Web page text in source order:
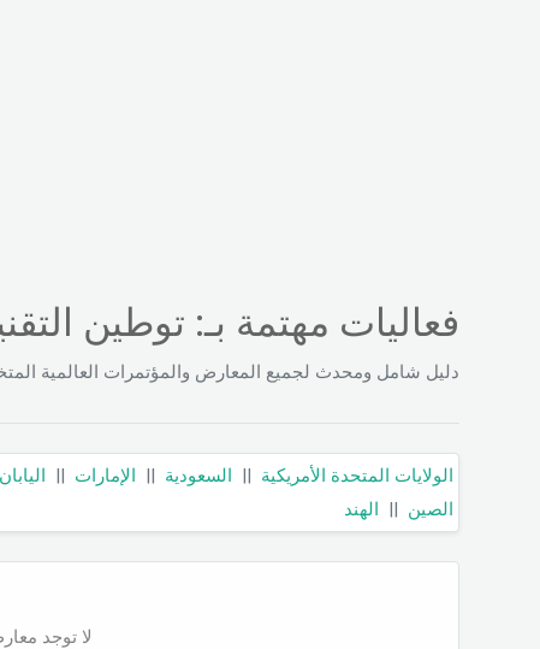
فعاليات مهتمة بـ: توطين
دليل شامل ومحدث لجميع المعارض والمؤتمرات العالمية
الولايات المتحدة الأمريكية || السعودية || الإمارات || اليابان
الصين || الهند
لا توجد